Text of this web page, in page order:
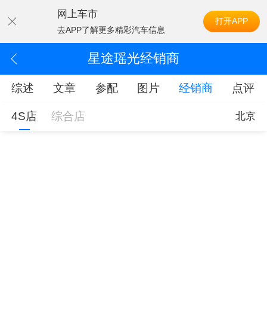
网上车市
去APP了解更多精彩汽车信息
打开APP
星途瑶光经销商
综述 文章 参配 图片 经销商 点评
4S店 综合店 北京